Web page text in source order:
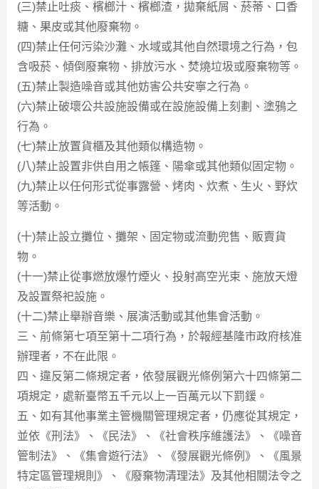
(三)禁止吐痰、檳榔汁、檳榔渣，拋棄紙屑、菸蒂、口香
糖、果皮或其他廢棄物。
(四)禁止任何污染沙灘、水域或其他自然環境之行為，包
含吸菸、傾倒廢棄物、排放污水、焚燒垃圾或廢棄物等。
(五)禁止製造噪音或其他妨害公共安寧之行為。
(六)禁止破壞公共設施設備或在設施設備上刻劃、塗鴉之
行為。
(七)禁止放置貨櫃及其他類似構造物。
(八)禁止設置非供自用之帳篷、陽傘或其他類似固定物。
(九)禁止以任何形式從事露營、烤肉、炊煮、生火、野炊
等活動。
(十)禁止設立攤位、攤架、固定物或流動兜售、販賣貨
物。
(十一)禁止從事燃放爆竹煙火、投射高空光束、施放天燈
及設置祭祀設施。
(十二)禁止舉辦音樂、展演活動或其他集會活動。
三、前條第七項至第十二項行為，於報經基隆市政府核准
辦理者，不在此限。
四、違反第二條規定者，依發展觀光條例第六十四條第二
項規定，處新臺幣五千元以上一百萬元以下罰鍰。
五、如有其他事業主管機關管理規定者，仍應從其規定，
並依《刑法》、《民法》、《社會秩序維護法》、《噪音
管制法》、《集會遊行法》、《發展觀光條例》、《風景
特定區管理規則》、《廢棄物清理法》及其他相關法令之